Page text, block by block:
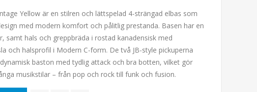
Yellow är en stilren och lättspelad 4-strängad elbas som
med modern komfort och pålitlig prestanda. Basen har en
samt hals och greppbräda i rostad kanadensisk med
och halsprofil i Modern C-form. De två JB-style pickuperna
baston med tydlig attack och bra botten, vilket gör
musikstilar – från pop och rock till funk och fusion.